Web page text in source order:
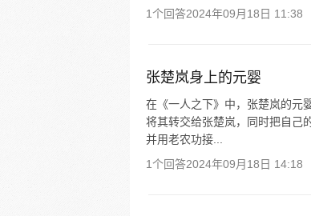
1个回答2024年09月18日 11:38
张楚岚身上的元婴
在《一人之下》中，张楚岚的元
将其转交给张楚岚，同时把自己
并用老农功接...
1个回答2024年09月18日 14:18